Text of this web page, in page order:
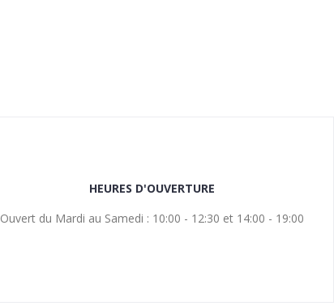
HEURES D'OUVERTURE
Ouvert du Mardi au Samedi : 10:00 - 12:30 et 14:00 - 19:00